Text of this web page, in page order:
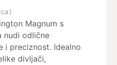
)
Magnum s
nudi odlične
i preciznost. Idealno
divljači,